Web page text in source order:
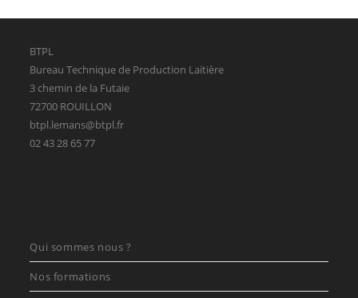
BTPL
Bureau Technique de Production Laitière
3 chemin de la Futaie
72700 ROUILLON
btpl.lemans@btpl.fr
02 43 28 65 77
Qui sommes nous ?
Nos formations